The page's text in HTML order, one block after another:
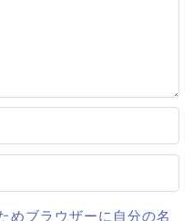
めブラウザーに自分の名